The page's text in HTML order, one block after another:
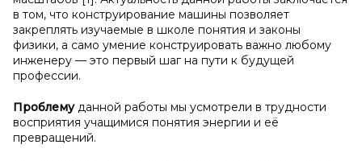
в том, что конструирование машины позволяет
закреплять изучаемые в школе понятия и законы
физики, а само умение конструировать важно любому
инженеру — это первый шаг на пути к будущей
профессии.
Проблемуданной работы мы усмотрели в трудности
восприятия учащимися понятия энергии и её
превращений.